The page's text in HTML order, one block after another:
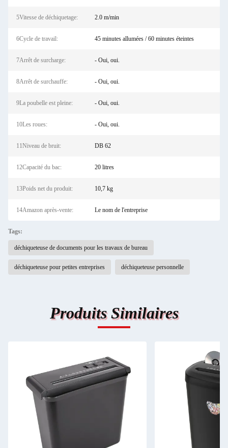
5Vitesse de déchiquetage: 2.0 m/min
6Cycle de travail: 45 minutes allumées / 60 minutes éteintes
7Arrêt de surcharge: - Oui, oui.
8Arrêt de surchauffe: - Oui, oui.
9La poubelle est pleine: - Oui, oui.
10Les roues: - Oui, oui.
11Niveau de bruit: DB 62
12Capacité du bac: 20 litres
13Poids net du produit: 10,7 kg
14Amazon après-vente: Le nom de l'entreprise
Tags:
déchiqueteuse de documents pour les travaux de bureau
déchiqueteuse pour petites entreprises déchiqueteuse personnelle
Produits Similaires